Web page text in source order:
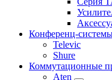
Конференц-
Televic
Shure
Коммутационные
Aten